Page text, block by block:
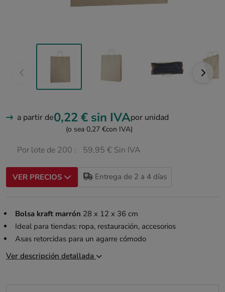
a partir de0,22 € sin IVApor unidad
(o sea 0,27 €con IVA)
Por lote de 200 : 59,95 € Sin IVA
VER PRECIOS Entrega de 2 a 4 días
Bolsa kraft marrón 28 x 12 x 36 cm
Ideal para tiendas: ropa, restauración, accesorios
Asas retorcidas para un agarre cómodo
Ver descripción detallada